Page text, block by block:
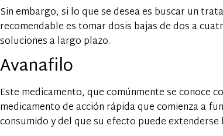
Sin embargo, si lo que se desea es buscar un
recomendable es tomar dosis bajas de dos a
soluciones a largo plazo.
Avanafilo
Este medicamento, que comúnmente se conoce
medicamento de acción rápida que comienza a
consumido y del que su efecto puede extenderse